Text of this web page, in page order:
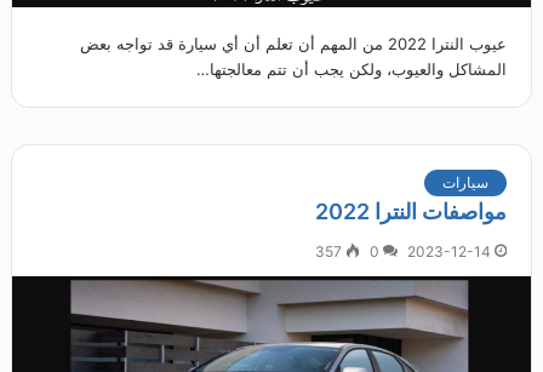
عيوب النترا 2022 من المهم أن تعلم أن أي سيارة قد تواجه بعض
المشاكل والعيوب، ولكن يجب أن تتم معالجتها…
سيارات
مواصفات النترا 2022
2023-12-14
0
357